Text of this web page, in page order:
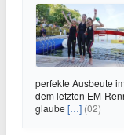
perfekte Ausbeute
dem letzten EM-
glaube […] (02)